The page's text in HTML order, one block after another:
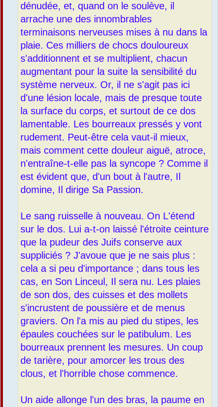
dénudée, et, quand on le soulève, il
arrache une des innombrables
terminaisons nerveuses mises à nu dans la
plaie. Ces milliers de chocs douloureux
s'additionnent et se multiplient, chacun
augmentant pour la suite la sensibilité du
système nerveux. Or, il ne s'agit pas ici
d'une lésion locale, mais de presque toute
la surface du corps, et surtout de ce dos
lamentable. Les bourreaux pressés y vont
rudement. Peut-être cela vaut-il mieux,
mais comment cette douleur aiguë, atroce,
n'entraîne-t-elle pas la syncope ? Comme il
est évident que, d'un bout à l'autre, Il
domine, Il dirige Sa Passion.
Le sang ruisselle à nouveau. On L'étend
sur le dos. Lui a-t-on laissé l'étroite ceinture
que la pudeur des Juifs conserve aux
suppliciés ? J'avoue que je ne sais plus :
cela a si peu d'importance ; dans tous les
cas, en Son Linceul, Il sera nu. Les plaies
de son dos, des cuisses et des mollets
s'incrustent de poussière et de menus
graviers. On l'a mis au pied du stipes, les
épaules couchées sur le patibulum. Les
bourreaux prennent les mesures. Un coup
de tarière, pour amorcer les trous des
clous, et l'horrible chose commence.
Un aide allonge l'un des bras, la paume en